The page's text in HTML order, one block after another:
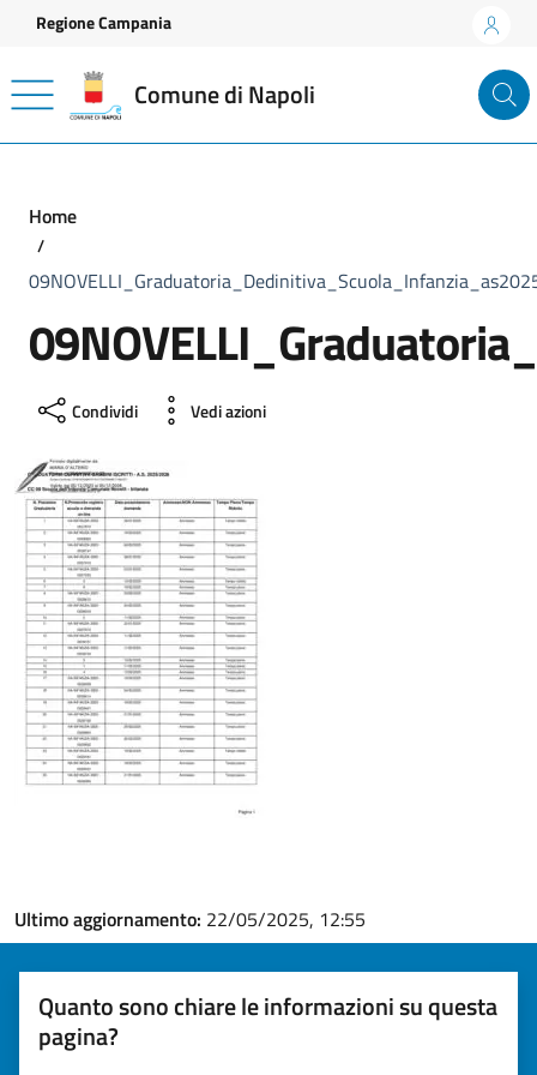
Vai ai contenuti
Vai al footer
Regione Campania
Comune di Napoli
Home
Condividi Vedi azioni
Ultimo aggiornamento: 22/05/2025, 12:55
Quanto sono chiare le informazioni su questa
pagina?